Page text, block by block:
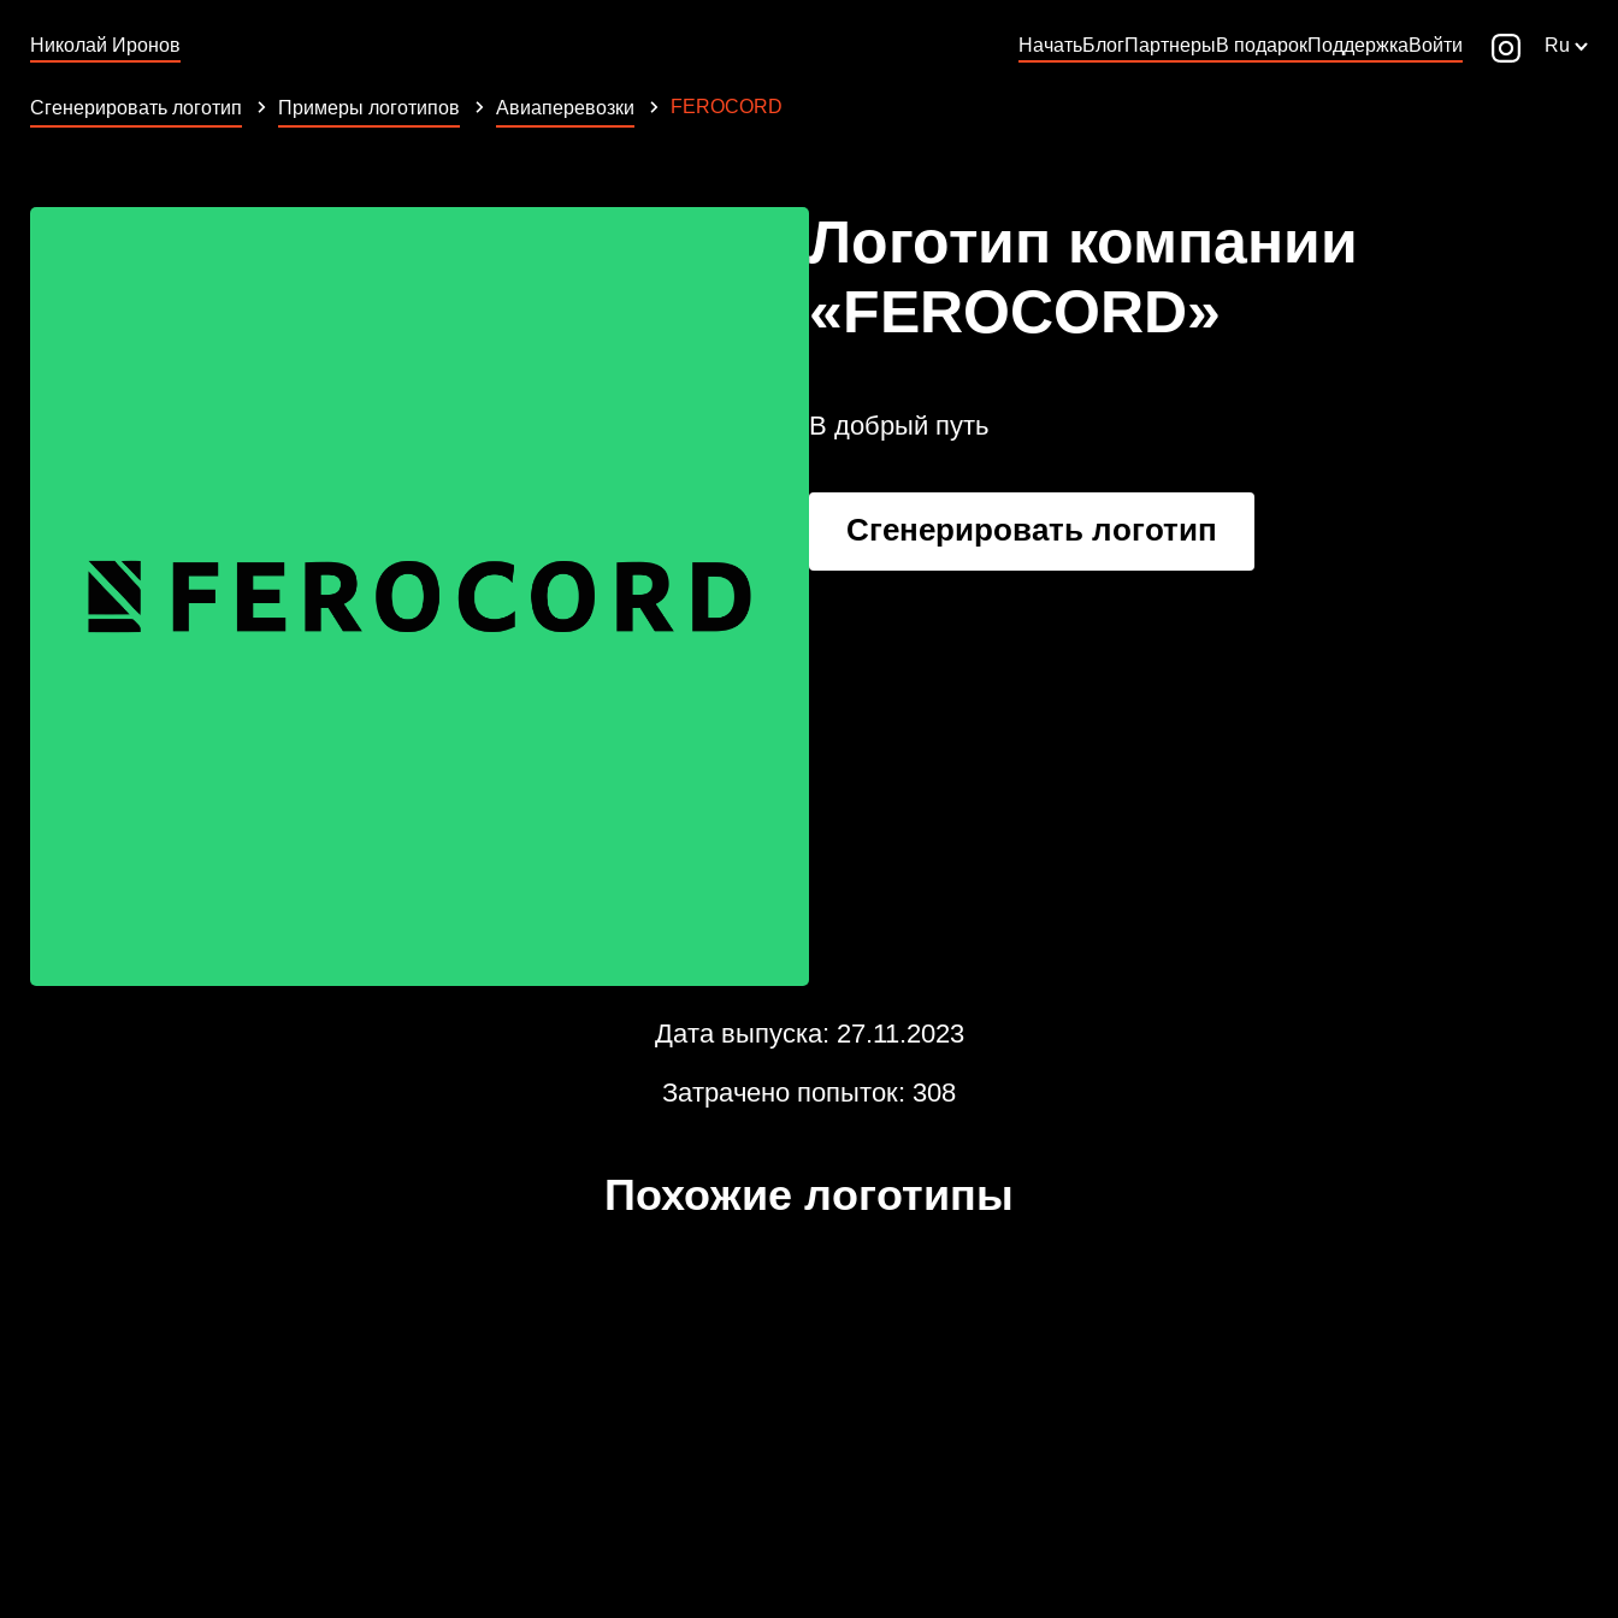
Николай Иронов НачатьБлогПартнерыВ подарокПоддержкаВойти Ru
Сгенерировать логотип Примеры логотипов Авиаперевозки FEROCORD
Логотип компании
«FEROCORD»
В добрый путь
Сгенерировать логотип
Дата выпуска: 27.11.2023
Затрачено попыток: 308
Похожие логотипы